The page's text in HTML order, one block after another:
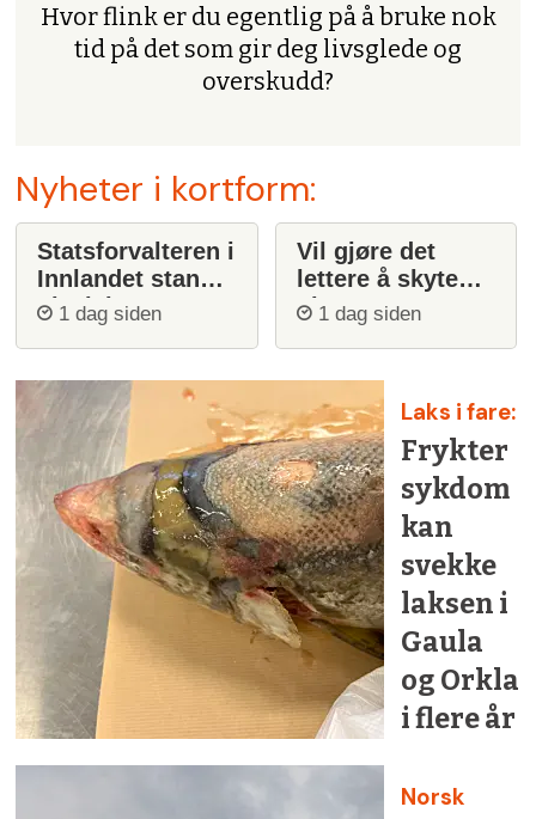
Hvor flink er du egentlig på å bruke nok
tid på det som gir deg livsglede og
overskudd?
Nyheter i kortform:
Statsforvalteren i
Innlandet stanser
ulvejakt
1 dag siden
Vil gjøre det
lettere å skyte
ulv1 dag siden
Laks i fare:
Frykter
sykdom
kan
svekke
laksen i
Gaula
og Orkla
i flere år
Norsk